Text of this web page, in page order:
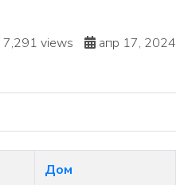
7,291 views
апр 17, 2024
Дом